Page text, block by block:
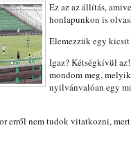
Ez az az állítás,
honlapunkon is
Elemezzük egy
Igaz? Kétségkívül
mondom meg,
nyilvánvalóan egy
erről nem tudok vitatkozni,